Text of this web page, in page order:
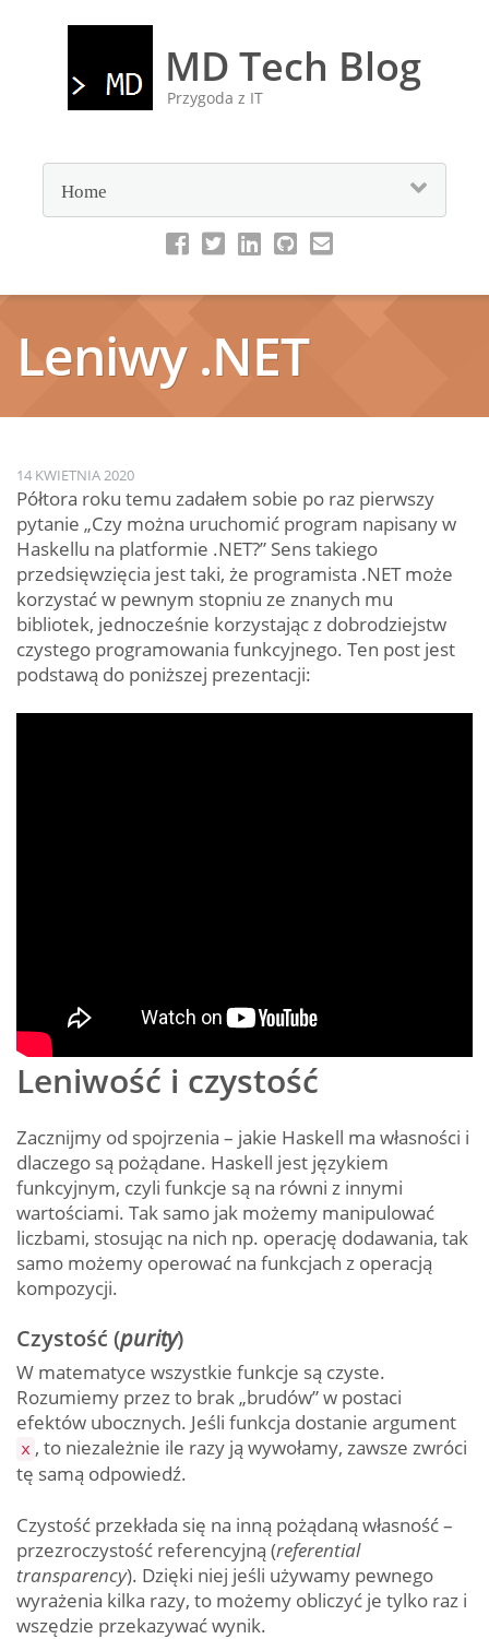
MD Tech Blog
Przygoda z IT
Leniwy .NET
14 KWIETNIA 2020
Półtora roku temu zadałem sobie po raz pierwszy
pytanie „Czy można uruchomić program napisany w
Haskellu na platformie .NET?” Sens takiego
przedsięwzięcia jest taki, że programista .NET może
korzystać w pewnym stopniu ze znanych mu
bibliotek, jednocześnie korzystając z dobrodziejstw
czystego programowania funkcyjnego. Ten post jest
podstawą do poniższej prezentacji:
Leniwość i czystość
Zacznijmy od spojrzenia – jakie Haskell ma własności i
dlaczego są pożądane. Haskell jest językiem
funkcyjnym, czyli funkcje są na równi z innymi
wartościami. Tak samo jak możemy manipulować
liczbami, stosując na nich np. operację dodawania, tak
samo możemy operować na funkcjach z operacją
kompozycji.
Czystość (purity)
W matematyce wszystkie funkcje są czyste.
Rozumiemy przez to brak „brudów” w postaci
efektów ubocznych. Jeśli funkcja dostanie argument
x , to niezależnie ile razy ją wywołamy, zawsze zwróci
tę samą odpowiedź.
Czystość przekłada się na inną pożądaną własność –
przezroczystość referencyjną (referential
transparency). Dzięki niej jeśli używamy pewnego
wyrażenia kilka razy, to możemy obliczyć je tylko raz i
wszędzie przekazywać wynik.